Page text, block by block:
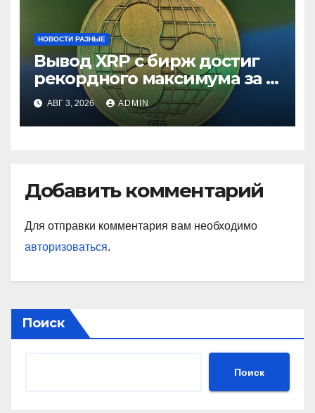
НОВОСТИ РАЗНЫЕ
Вывод XRP с бирж достиг
рекордного максимума за 5
летАВГ 3, 2026 ADMIN
Добавить комментарий
Для отправки комментария вам необходимо
авторизоваться.
Поиск
Поиск